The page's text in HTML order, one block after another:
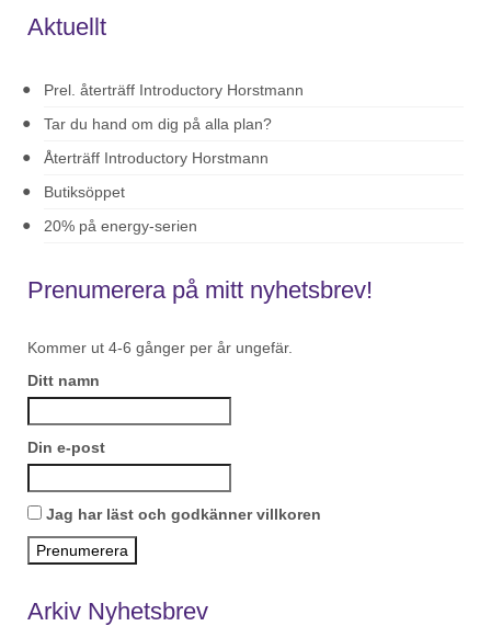
Aktuellt
Prel. återträff Introductory Horstmann
Tar du hand om dig på alla plan?
Återträff Introductory Horstmann
Butiksöppet
20% på energy-serien
Prenumerera på mitt nyhetsbrev!
Kommer ut 4-6 gånger per år ungefär.
Ditt namn
Din e-post
Jag har läst och godkänner villkoren
Arkiv Nyhetsbrev